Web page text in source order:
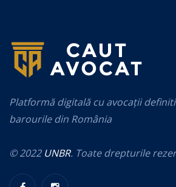
Platformă digitală cu avocații
barourile din România
© 2022 UNBR. Toate drepturile